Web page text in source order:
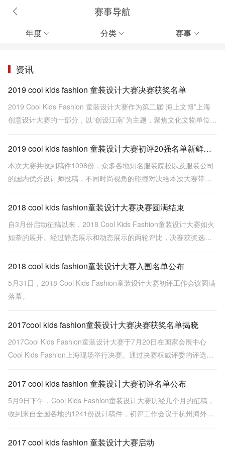
赛事导航
年度  分类  赛事 
资讯
2019 cool kids fashion 童装设计大赛决赛获奖名单
2019 Cool Kids Fashion 童装设计大赛作为第二届“海上文博”上海
创意设计大赛的一部分，以“创设江南”为主题，聚焦文化文物单位馆
动文化资源与现代生产生活相融合。
2019 cool kids fashion 童装设计大赛初评20强名单新鲜出炉
本次大赛共收到稿件1098份，众多各地知名服装院校以及服装公司
的国内优秀设计师投稿，不同时尚视角的碰撞对决给本次大赛带来
2018 cool kids fashion童装设计大赛决赛圆满结束
自3月份启动征稿以来，2018 Cool Kids Fashion童装设计大赛如火
如荼的展开。经过静态展示和动态展示的两轮评比，决赛获奖选手
2018 cool kids fashion童装设计大赛入围名单公布
5月31日，2018 Cool Kids Fashion童装设计大赛初评工作会议圆满
落幕。
2017cool kids fashion童装设计大赛决赛获奖名单揭晓
2017Cool Kids Fashion童装设计大赛于7月20日在国家会展中心
Cool Kids Fashion上海现场举行决赛。通过决赛权威评委的评选，
2017 cool kids fashion 童装设计大赛初评名单公布
5月9日下午，Cool Kids Fashion童装设计大赛历经几个月的征稿，
收到来自全国各地的1241份设计稿件，初评工作会议于杭州海外海
2017 cool kids fashion 童装设计大赛启动